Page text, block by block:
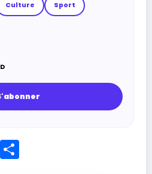
Culture Sport
Email